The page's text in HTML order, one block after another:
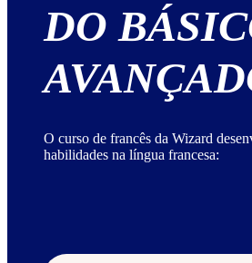
DO
O curso de francês da Wizard
habilidades na língua francesa: